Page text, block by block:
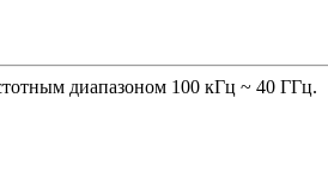
диапазоном 100 кГц ~ 40 ГГц.